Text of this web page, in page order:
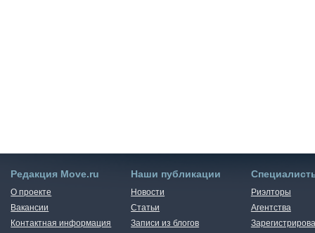
Редакция Move.ru
О проекте
Вакансии
Контактная информация
Наши публикации
Новости
Статьи
Записи из блогов
Риэлторы
Агентства